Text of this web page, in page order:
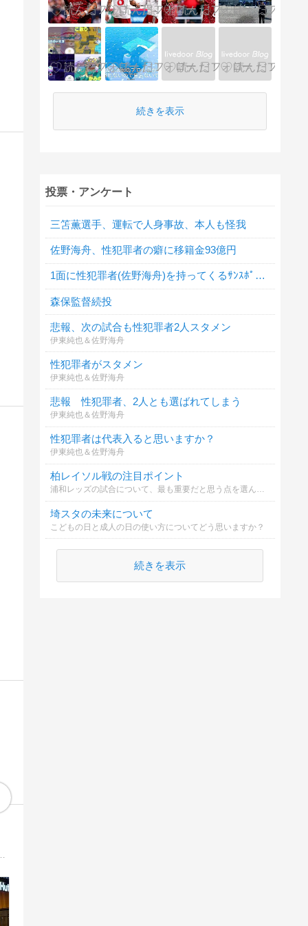
の日常や旅行記、Manchester United観戦記などを綴ります
続きを表示
投票・アンケート
三笘薫選手、運転で人身事故、本人も怪我
佐野海舟、性犯罪者の癖に移籍金93億円
1面に性犯罪者(佐野海舟)を持ってくるｻﾝｽﾎﾟをどう思いますか？
森保監督続投
悲報、次の試合も性犯罪者2人スタメン
伊東純也＆佐野海舟
性犯罪者がスタメン
伊東純也＆佐野海舟
悲報 性犯罪者、2人とも選ばれてしまう
伊東純也＆佐野海舟
性犯罪者は代表入ると思いますか？
伊東純也＆佐野海舟
柏レイソル戦の注目ポイント
浦和レッズの試合について、最も重要だと思う点を選んでください。
埼スタの未来について
こどもの日と成人の日の使い方についてどう思いますか？
続きを表示